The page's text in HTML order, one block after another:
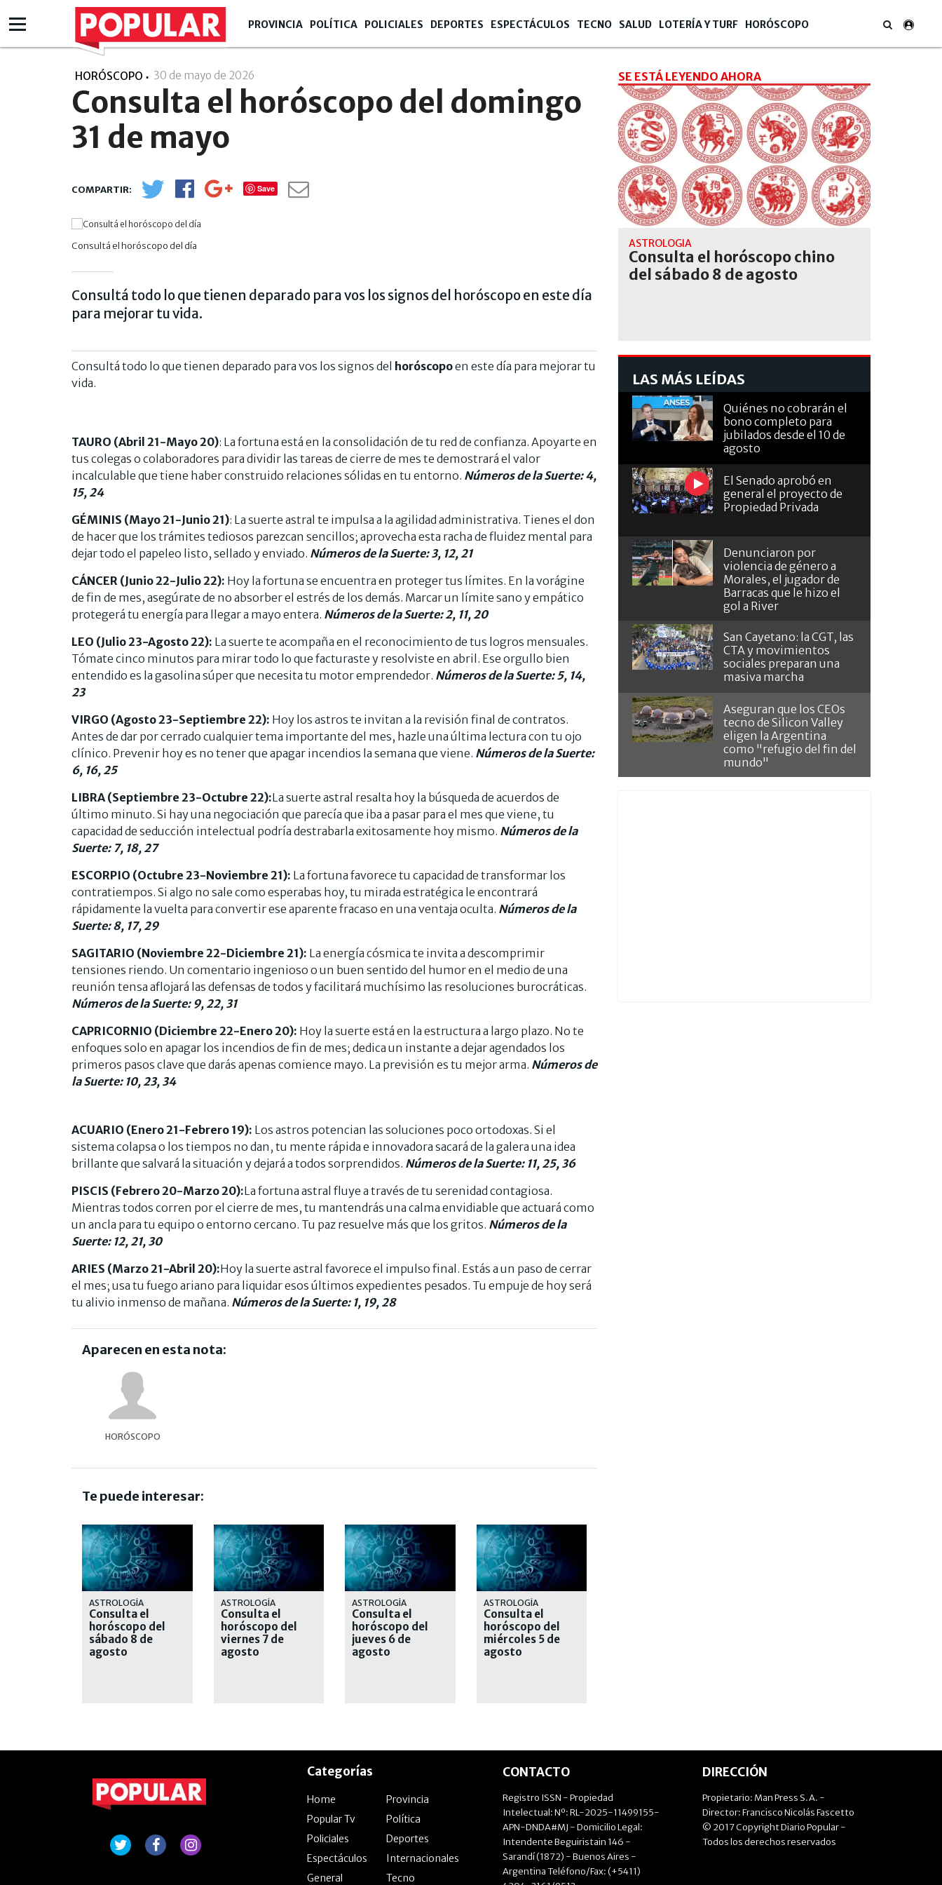
PROVINCIA POLÍTICA POLICIALES DEPORTES ESPECTÁCULOS TECNO SALUD LOTERÍA Y TURF HORÓSCOPO
HORÓSCOPO 30 de mayo de 2026
Consulta el horóscopo del domingo
31 de mayo
Save
Consultá el horóscopo del día
Consultá todo lo que tienen deparado para vos los signos del horóscopo en este día
para mejorar tu vida.
Consultá todo lo que tienen deparado para vos los signos del horóscopoen este día para mejorar tu
vida.
TAURO (Abril 21-Mayo 20): La fortuna está en la consolidación de tu red de confianza. Apoyarte en
tus colegas o colaboradores para dividir las tareas de cierre de mes te demostrará el valor
incalculable que tiene haber construido relaciones sólidas en tu entorno. Números de la Suerte: 4,
15, 24
GÉMINIS (Mayo 21-Junio 21): La suerte astral te impulsa a la agilidad administrativa. Tienes el don
de hacer que los trámites tediosos parezcan sencillos; aprovecha esta racha de fluidez mental para
dejar todo el papeleo listo, sellado y enviado. Números dela Suerte: 3, 12, 21
CÁNCER (Junio 22-Julio 22): Hoy la fortuna se encuentra en proteger tus límites. En la vorágine
de fin de mes, asegúrate de no absorber el estrés de los demás. Marcar un límite sano y empático
protegerá tu energía para llegar a mayo entera. Números de laSuerte: 2, 11, 20
LEO (Julio 23-Agosto 22): La suerte te acompaña en el reconocimiento de tus logros mensuales.
Tómate cinco minutos para mirar todo lo que facturaste y resolviste en abril. Ese orgullo bien
entendido es la gasolina súper que necesita tu motor emprendedor. Números de la Suerte: 5, 14,
23
VIRGO (Agosto 23-Septiembre 22): Hoy los astros te invitan a la revisión final de contratos.
Antes de dar por cerrado cualquier tema importante del mes, hazle una última lectura con tu ojo
clínico. Prevenir hoy es no tener que apagar incendios la semana que viene. Números de la Suerte:
6, 16, 25
LIBRA (Septiembre 23-Octubre 22):La suerte astral resalta hoy la búsqueda de acuerdos de
último minuto. Si hay una negociación que parecía que iba a pasar para el mes que viene, tu
capacidad de seducción intelectual podría destrabarla exitosamente hoy mismo. Números de la
Suerte: 7, 18, 27
ESCORPIO (Octubre 23-Noviembre 21): La fortuna favorece tu capacidad de transformar los
contratiempos. Si algo no sale como esperabas hoy, tu mirada estratégica le encontrará
rápidamente la vuelta para convertir ese aparente fracaso en una ventaja oculta. Números de la
Suerte: 8, 17, 29
SAGITARIO (Noviembre 22-Diciembre 21): La energía cósmica te invita a descomprimir
tensiones riendo. Un comentario ingenioso o un buen sentido del humor en el medio de una
reunión tensa aflojará las defensas de todos y facilitará muchísimo las resoluciones burocráticas.
Números de la Suerte: 9, 22, 31
CAPRICORNIO (Diciembre 22-Enero 20): Hoy la suerte está en la estructura a largo plazo. No te
enfoques solo en apagar los incendios de fin de mes; dedica un instante a dejar agendados los
primeros pasos clave que darás apenas comience mayo. La previsión es tu mejor arma. Números de
la Suerte: 10, 23, 34
ACUARIO (Enero 21-Febrero 19): Los astros potencian las soluciones poco ortodoxas. Si el
sistema colapsa o los tiempos no dan, tu mente rápida e innovadora sacará de la galera una idea
brillante que salvará la situación y dejará a todos sorprendidos. Números de la Suerte: 11, 25, 36
PISCIS (Febrero 20-Marzo 20):La fortuna astral fluye a través de tu serenidad contagiosa.
Mientras todos corren por el cierre de mes, tu mantendrás una calma envidiable que actuará como
un ancla para tu equipo o entorno cercano. Tu paz resuelve más que los gritos. Números de la
Suerte: 12, 21, 30
ARIES (Marzo 21-Abril 20):Hoy la suerte astral favorece el impulso final. Estás a un paso de cerrar
el mes; usa tu fuego ariano para liquidar esos últimos expedientes pesados. Tu empuje de hoy será
tu alivio inmenso de mañana. Números de la Suerte: 1, 19, 28
Aparecen en esta nota:
HORÓSCOPO
Te puede interesar:
ASTROLOGÍA
Consulta el
horóscopo del
sábado 8 de
agosto
ASTROLOGÍA
Consulta el
horóscopo del
viernes 7 de
agosto
ASTROLOGÍA
Consulta el
horóscopo del
jueves 6 de
agosto
ASTROLOGÍA
Consulta el
horóscopo del
miércoles 5 de
agosto
SE ESTÁ LEYENDO AHORA
ASTROLOGÍA
Consulta el horóscopo chino
del sábado 8 de agosto
LAS MÁS LEÍDAS
Quiénes no cobrarán el
bono completo para
jubilados desde el 10 de
agosto
El Senado aprobó en
general el proyecto de
Propiedad Privada
Denunciaron por
violencia de género a
Morales, el jugador de
Barracas que le hizo el
gol a River
San Cayetano: la CGT, las
CTA y movimientos
sociales preparan una
masiva marcha
Aseguran que los CEOs
tecno de Silicon Valley
eligen la Argentina
como "refugio del fin del
mundo"
Categorías
Home
Provincia
Popular Tv
Política
Policiales
Deportes
Espectáculos
Internacionales
General
Tecno
CONTACTO
Registro ISSN - Propiedad
Intelectual: Nº: RL-2025-11499155-
APN-DNDA#MJ - Domicilio Legal:
Intendente Beguiristain 146 -
Sarandí (1872) - Buenos Aires -
Argentina Teléfono/Fax: (+5411)
DIRECCIÓN
Propietario: Man Press S.A. -
Director: Francisco Nicolás Fascetto
© 2017 Copyright Diario Popular -
Todos los derechos reservados